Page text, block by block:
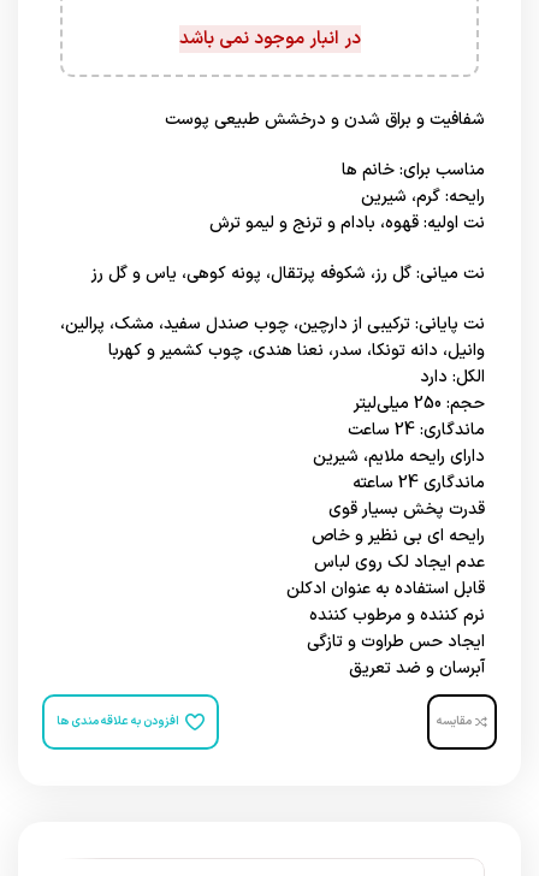
در انبار موجود نمی باشد
شفافیت و براق شدن و درخشش طبیعی پوست
مناسب برای: خانم ها
رایحه: گرم، شیرین
نت اولیه: قهوه، بادام و ترنج و لیمو ترش
نت میانی: گل رز، شکوفه پرتقال، پونه کوهی، یاس و گل رز
نت پایانی: ترکیبی از دارچین، چوب صندل سفید، مشک، پرالین،
وانیل، دانه تونکا، سدر، نعنا هندی، چوب کشمیر و کهربا
الکل: دارد
حجم: 250 میلی‌لیتر
ماندگاری: 24 ساعت
دارای رایحه ملایم، شیرین
ماندگاری 24 ساعته
قدرت پخش بسیار قوی
رایحه ای بی نظیر و خاص
عدم ایجاد لک روی لباس
قابل استفاده به عنوان ادکلن
نرم کننده و مرطوب کننده
ایجاد حس طراوت و تازگی
آبرسان و ضد تعریق
مقایسه افزودن به علاقه مندی ها